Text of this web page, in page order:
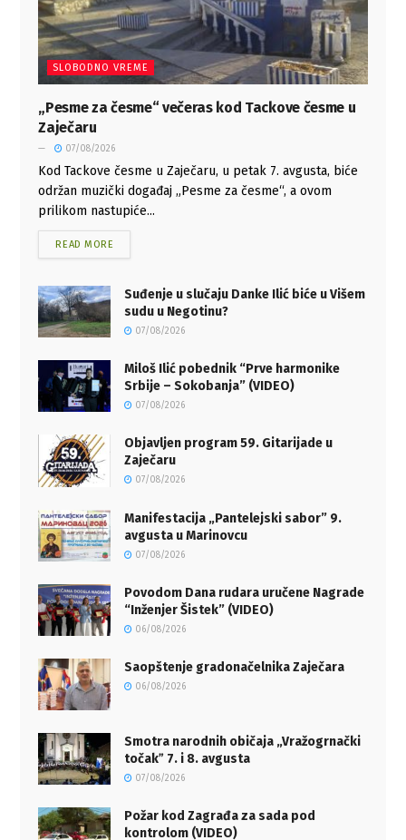
SLOBODNO VREME
„Pesme za česme“ večeras kod Tackove česme u
Zaječaru
07/08/2026
Kod Tackove česme u Zaječaru, u petak 7. avgusta, biće
održan muzički događaj „Pesme za česme“, a ovom
prilikom nastupiće...
READ MORE
Suđenje u slučaju Danke Ilić biće u Višem
sudu u Negotinu?
07/08/2026
Miloš Ilić pobednik “Prve harmonike
Srbije – Sokobanja” (VIDEO)
07/08/2026
Objavljen program 59. Gitarijade u
Zaječaru
07/08/2026
Manifestacija „Pantelejski sabor” 9.
avgusta u Marinovcu
07/08/2026
Povodom Dana rudara uručene Nagrade
“Inženjer Šistek” (VIDEO)
06/08/2026
Saopštenje gradonačelnika Zaječara
06/08/2026
Smotra narodnih običaja „Vražogrnački
točakˮ 7. i 8. avgusta
07/08/2026
Požar kod Zagrađa za sada pod
kontrolom (VIDEO)